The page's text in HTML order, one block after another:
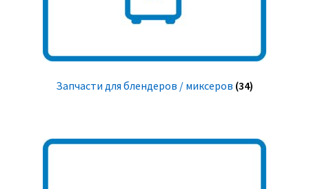
Запчасти для блендеров / миксеров (34)